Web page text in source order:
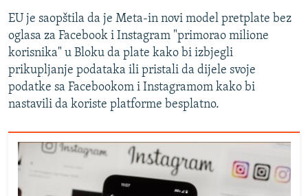
EU je saopštila da je Meta-in novi model pretplate bez
oglasa za Facebook i Instagram "primorao milione
korisnika" u Bloku da plate kako bi izbjegli
prikupljanje podataka ili pristali da dijele svoje
podatke sa Facebookom i Instagramom kako bi
nastavili da koriste platforme besplatno.